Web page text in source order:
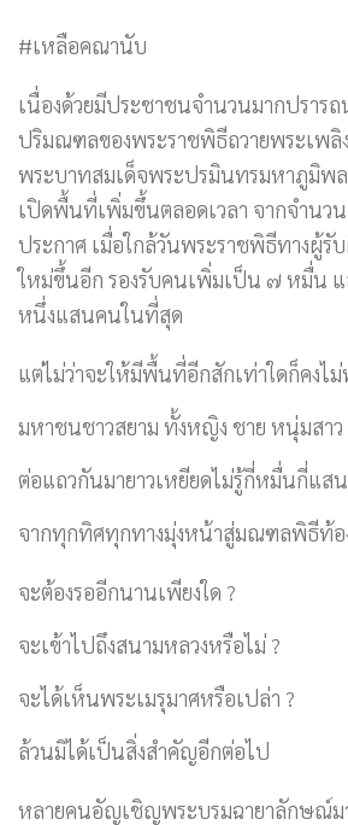
#เหลือคณานับ
เนื่องด้วยมีประชาชนจำนวนมากปรารถ
ปริมณฑลของพระราชพิธีถวายพระเพลิ
พระบาทสมเด็จพระปรมินทรมหาภูมิพล
เปิดพื้นที่เพิ่มขึ้นตลอดเวลา จากจำนว
ประกาศ เมื่อใกล้วันพระราชพิธีทางผู้
ใหม่ขึ้นอีก รองรับคนเพิ่มเป็น ๗ หมื่น
หนึ่งแสนคนในที่สุด
แต่ไม่ว่าจะให้มีพื้นที่อีกสักเท่าใดก็คงไ
มหาชนชาวสยาม ทั้งหญิง ชาย หนุ่มสา
ต่อแถวกันมายาวเหยียดไม่รู้กี่หมื่นกี่แสน
จากทุกทิศทุกทางมุ่งหน้าสู่มณฑลพิธีท้อ
จะต้องรออีกนานเพียงใด ?
จะเข้าไปถึงสนามหลวงหรือไม่ ?
จะได้เห็นพระเมรุมาศหรือเปล่า ?
ล้วนมิได้เป็นสิ่งสำคัญอีกต่อไป
หลายคนอัญเชิญพระบรมฉายาลักษณ์ม